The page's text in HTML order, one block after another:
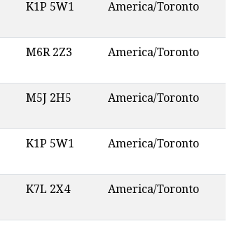
K1P 5W1 America/Toronto
M6R 2Z3 America/Toronto
M5J 2H5 America/Toronto
K1P 5W1 America/Toronto
K7L 2X4 America/Toronto